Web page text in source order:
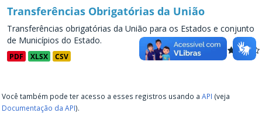
Transferências Obrigatórias da União
Transferências obrigatórias da União para os Estados e conjunto
de Municípios do Estado.
PDF XLSX CSV
Você também pode ter acesso a esses registros usando a API (veja
Documentação da API).